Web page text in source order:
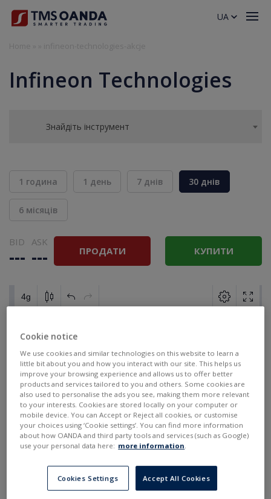
Infineon Technologies
Знайдіть інструмент
1 година 1 день 7 днів 30 днів
6 місяців
BID
---
ASK
--- ПРОДАТИ КУПИТИ
UA
Cookie notice
We use cookies and similar technologies on this website to learn a
little bit about you and how you interact with our site. This helps us
improve your browsing experience and allows us to offer better
products and services tailored to you and others. Some cookies are
also used to personalise the ads you see, making them more relevant
to your interests. Cookies are stored locally on your computer or
mobile device. You can Accept or Reject all cookies, or customise
your choices using ‘Cookie settings’. You can find more information
about how OANDA and third party tools and services (such as Google)
use your personal data here: more information.
Cookies Settings Accept All Cookies